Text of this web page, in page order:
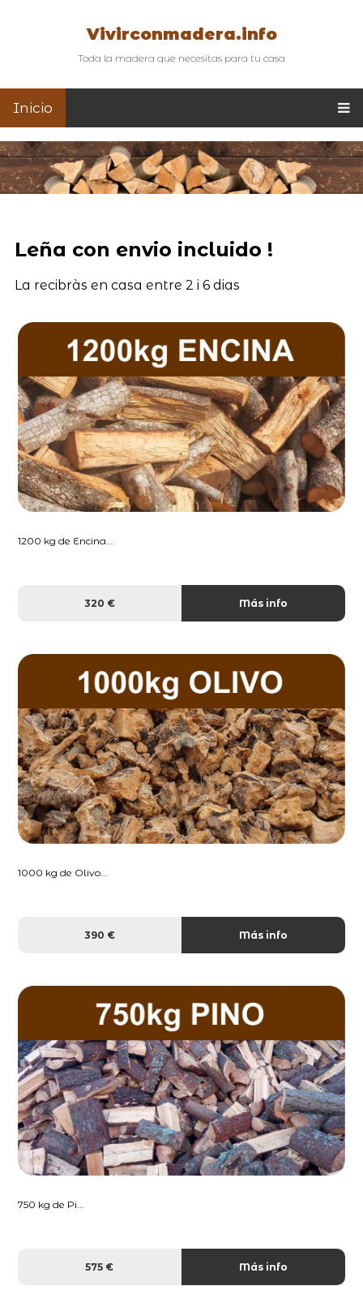
Vivirconmadera.info
Toda la madera que necesitas para tu casa
Inicio
Leña con envio incluido !
La recibràs en casa entre 2 i 6 dias
1200 kg de Encina...
320 € Más info
1000 kg de Olivo...
390 € Más info
750 kg de Pi...
575 € Más info